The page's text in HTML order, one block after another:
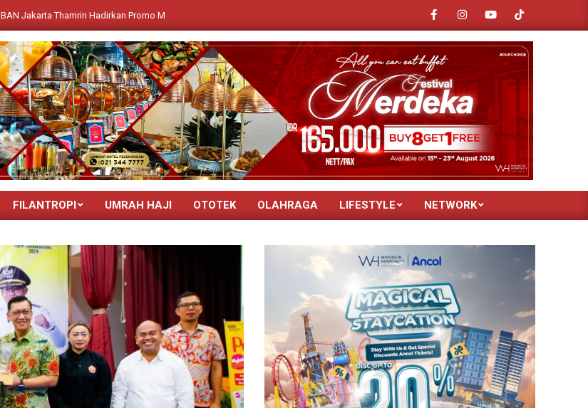
Hadirkan Promo Menginap dan Kuliner Spesial “Rasa Merdeka” Pertandingan Bulu Tangkis Mengawali Rangkaian Milad ke-
Primary
Menu
FILANTROPI UMRAH HAJI OTOTEK OLAHRAGA LIFESTYLE NETWORK